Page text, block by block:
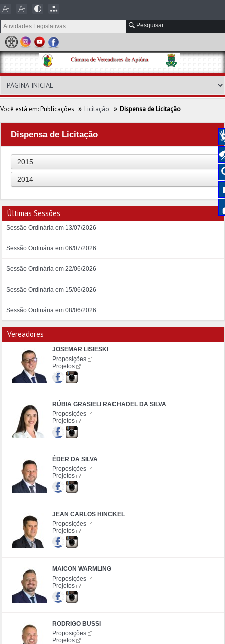
Pesquisar
Você está em:Publicações » Licitação » Dispensa de Licitação
Dispensa de Licitação
2015
2014
Últimas Sessões
Sessão Ordinária em 13/07/2026
Sessão Ordinária em 06/07/2026
Sessão Ordinária em 22/06/2026
Sessão Ordinária em 15/06/2026
Sessão Ordinária em 08/06/2026
Vereadores
JOSEMAR LISIESKI
Proposições
Projetos
RÚBIA GRASIELI RACHADEL DA SILVA
Proposições
Projetos
ÉDER DA SILVA
Proposições
Projetos
JEAN CARLOS HINCKEL
Proposições
Projetos
MAICON WARMLING
Proposições
Projetos
RODRIGO BUSSI
Proposições
Projetos